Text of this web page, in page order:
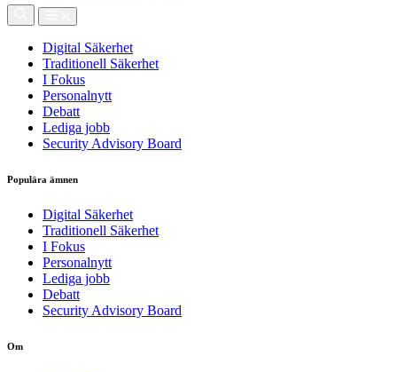
Digital Säkerhet
Traditionell Säkerhet
I Fokus
Personalnytt
Debatt
Lediga jobb
Security Advisory Board
Populära ämnen
Digital Säkerhet
Traditionell Säkerhet
I Fokus
Personalnytt
Lediga jobb
Debatt
Security Advisory Board
Om